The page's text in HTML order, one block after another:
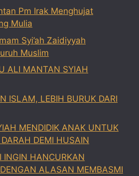
Pm Irak Menghujat
Mulia
Syi’ah Zaidiyyah
Muslim
ALI MANTAN SYIAH
ISLAM, LEBIH BURUK DARI
MENDIDIK ANAK UNTUK
DEMI HUSAIN
INGIN HANCURKAN
ALASAN MEMBASMI